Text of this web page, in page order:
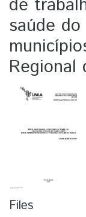
de
saúde
Regional
Files